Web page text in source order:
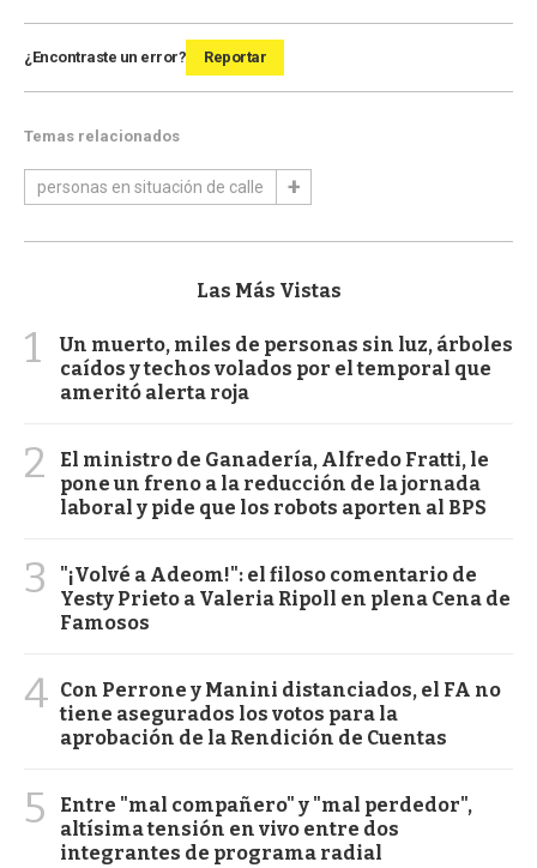
¿Encontraste un error? Reportar
Temas relacionados
personas en situación de calle
Las Más Vistas
1
Un muerto, miles de personas sin luz, árboles
caídos y techos volados por el temporal que
ameritó alerta roja
2
El ministro de Ganadería, Alfredo Fratti, le
pone un freno a la reducción de la jornada
laboral y pide que los robots aporten al BPS
3
"¡Volvé a Adeom!": el filoso comentario de
Yesty Prieto a Valeria Ripoll en plena Cena de
Famosos
4 Con Perrone y Manini distanciados, el FA no
tiene asegurados los votos para la
aprobación de la Rendición de Cuentas
5
Entre "mal compañero" y "mal perdedor",
altísima tensión en vivo entre dos
integrantes de programa radial